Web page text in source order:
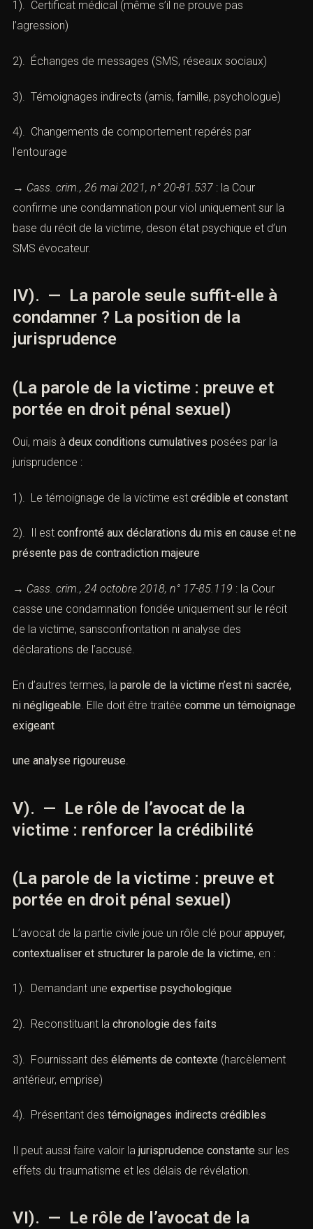
1). Certificat médical (même s’il ne prouve pas
l’agression)
2). Échanges de messages (SMS, réseaux sociaux)
3). Témoignages indirects (amis, famille, psychologue)
4). Changements de comportement repérés par
l’entourage
→ Cass. crim., 26 mai 2021, n° 20-81.537 : la Cour
confirme une condamnation pour viol uniquement sur la
base du récit de la victime, deson état psychique et d’un
SMS évocateur.
IV). — La parole seule suffit-elle à
condamner ? La position de la
jurisprudence
(La parole de la victime : preuve et
portée en droit pénal sexuel)
Oui, mais à deux conditions cumulatives posées par la
jurisprudence :
1). Le témoignage de la victime est crédible et constant
2). Il est confronté aux déclarations du mis en cause et ne
présente pas de contradiction majeure
→ Cass. crim., 24 octobre 2018, n° 17-85.119 : la Cour
casse une condamnation fondée uniquement sur le récit
de la victime, sansconfrontation ni analyse des
déclarations de l’accusé.
En d’autres termes, la parole de la victime n’est ni sacrée,
ni négligeable . Elle doit être traitée comme un témoignage
exigeant
une analyse rigoureuse.
V). — Le rôle de l’avocat de la
victime : renforcer la crédibilité
(La parole de la victime : preuve et
portée en droit pénal sexuel)
L’avocat de la partie civile joue un rôle clé pour appuyer,
contextualiser et structurer la parole de la victime, en :
1). Demandant une expertise psychologique
2). Reconstituant la chronologie des faits
3). Fournissant des éléments de contexte (harcèlement
antérieur, emprise)
4). Présentant des témoignages indirects crédibles
Il peut aussi faire valoir la jurisprudence constante sur les
effets du traumatisme et les délais de révélation.
VI). — Le rôle de l’avocat de la